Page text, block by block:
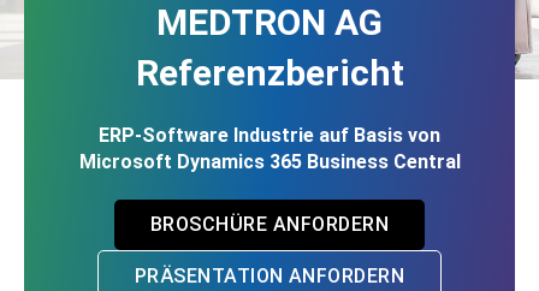
MEDTRON AG
Referenzbericht
ERP-Software Industrie auf Basis von
Microsoft Dynamics 365 Business Central
BROSCHÜRE ANFORDERN
PRÄSENTATION ANFORDERN